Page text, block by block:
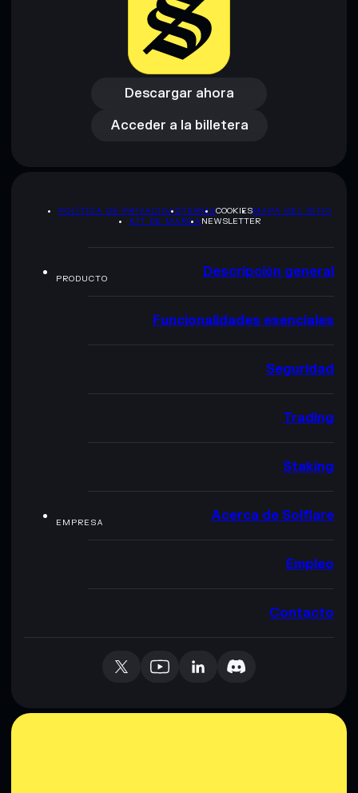
Descargar ahora
Descargar ahora
Acceder a la billetera
Acceder a la billetera
POLÍTICA DE PRIVACIDADTERMSCOOKIESMAPA DEL SITIO
KIT DE MARCA NEWSLETTER
PRODUCTO Descripción general
Funcionalidades esenciales
Seguridad
Trading
Staking
EMPRESA Acerca de Solflare
Empleo
Contacto